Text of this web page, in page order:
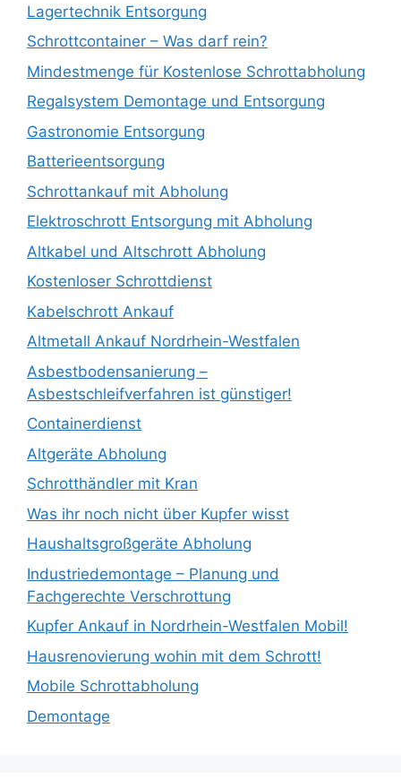
Lagertechnik Entsorgung
Schrottcontainer – Was darf rein?
Mindestmenge für Kostenlose Schrottabholung
Regalsystem Demontage und Entsorgung
Gastronomie Entsorgung
Batterieentsorgung
Schrottankauf mit Abholung
Elektroschrott Entsorgung mit Abholung
Altkabel und Altschrott Abholung
Kostenloser Schrottdienst
Kabelschrott Ankauf
Altmetall Ankauf Nordrhein-Westfalen
Asbestbodensanierung –
Asbestschleifverfahren ist günstiger!
Containerdienst
Altgeräte Abholung
Schrotthändler mit Kran
Was ihr noch nicht über Kupfer wisst
Haushaltsgroßgeräte Abholung
Industriedemontage – Planung und
Fachgerechte Verschrottung
Kupfer Ankauf in Nordrhein-Westfalen Mobil!
Hausrenovierung wohin mit dem Schrott!
Mobile Schrottabholung
Demontage